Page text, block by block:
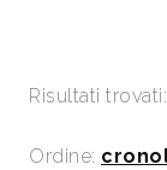
Risultati trovati:
Ordine: